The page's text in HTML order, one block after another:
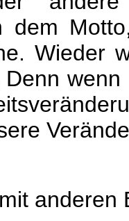
dem
Wieder
anderen